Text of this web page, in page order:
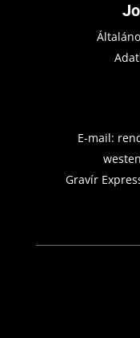
E-mail:
Gravír